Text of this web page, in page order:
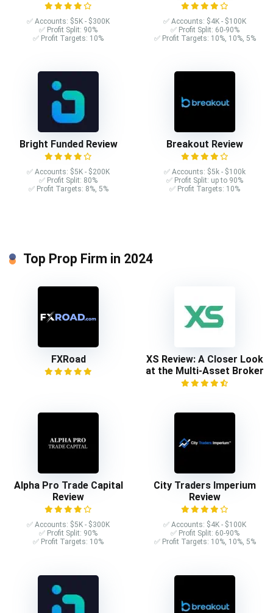
✅ Accounts: $5K - $300K
✅ Profit Split: 90%
✅ Profit Targets: 10%
✅ Accounts: $4K - $100K
✅ Profit Split: 60-90%
✅ Profit Targets: 10%, 10%, 5%
Bright Funded Review
✅ Accounts: $5K - $200K
✅ Profit Split: 80%
✅ Profit Targets: 8%, 5%
Breakout Review
✅ Accounts: $5k - $100k
✅ Profit Split: up to 90%
✅ Profit Targets: 10%
Top Prop Firm in 2024
FXRoad
XS Review: A Closer Look
at the Multi-Asset Broker
Alpha Pro Trade Capital
Review
✅ Accounts: $5K - $300K
✅ Profit Split: 90%
✅ Profit Targets: 10%
City Traders Imperium
Review
✅ Accounts: $4K - $100K
✅ Profit Split: 60-90%
✅ Profit Targets: 10%, 10%, 5%